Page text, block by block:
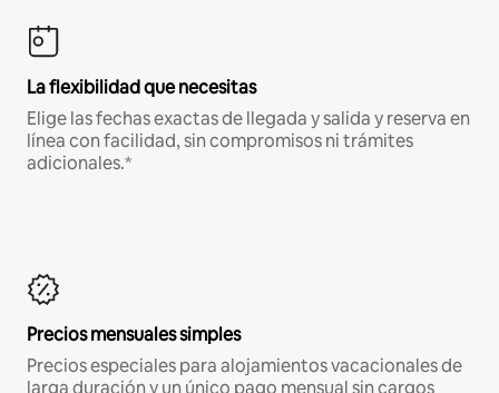
La flexibilidad que necesitas
Elige las fechas exactas de llegada y salida y reserva en
línea con facilidad, sin compromisos ni trámites
adicionales.*
Precios mensuales simples
Precios especiales para alojamientos vacacionales de
larga duración y un único pago mensual sin cargos